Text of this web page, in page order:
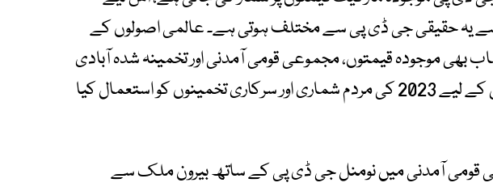
سے یہ حقیقی جی ڈی پی سے مختلف ہوتی ہے۔ عالمی اصولوں کے
موجودہ قیمتوں، مجموعی قومی آمدنی اور تخمینہ شدہ آبادی
کی بنیاد پر کیا جاتا ہے، جس کے لیے 2023 کی مردم شماری اور سرکاری تخمینوں کو استعمال کیا
قومی آمدنی میں نومنل جی ڈی پی کے ساتھ بیرون ملک سے